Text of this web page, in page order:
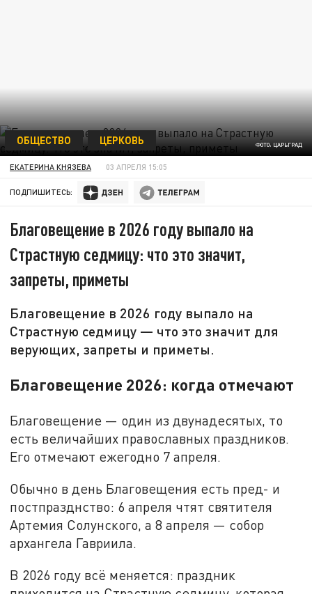
ФОТО: ЦАРЬГРАД
ОБЩЕСТВО ЦЕРКОВЬ
ЕКАТЕРИНА КНЯЗЕВА 03 АПРЕЛЯ 15:05
ПОДПИШИТЕСЬ:
Благовещение в 2026 году выпало на
Страстную седмицу: что это значит,
запреты, приметы
Благовещение в 2026 году выпало на
Страстную седмицу — что это значит для
верующих, запреты и приметы.
Благовещение 2026: когда отмечают
Благовещение — один из двунадесятых, то
есть величайших православных праздников.
Его отмечают ежегодно 7 апреля.
Обычно в день Благовещения есть пред- и
постпразднство: 6 апреля чтят святителя
Артемия Солунского, а 8 апреля — собор
архангела Гавриила.
В 2026 году всё меняется: праздник